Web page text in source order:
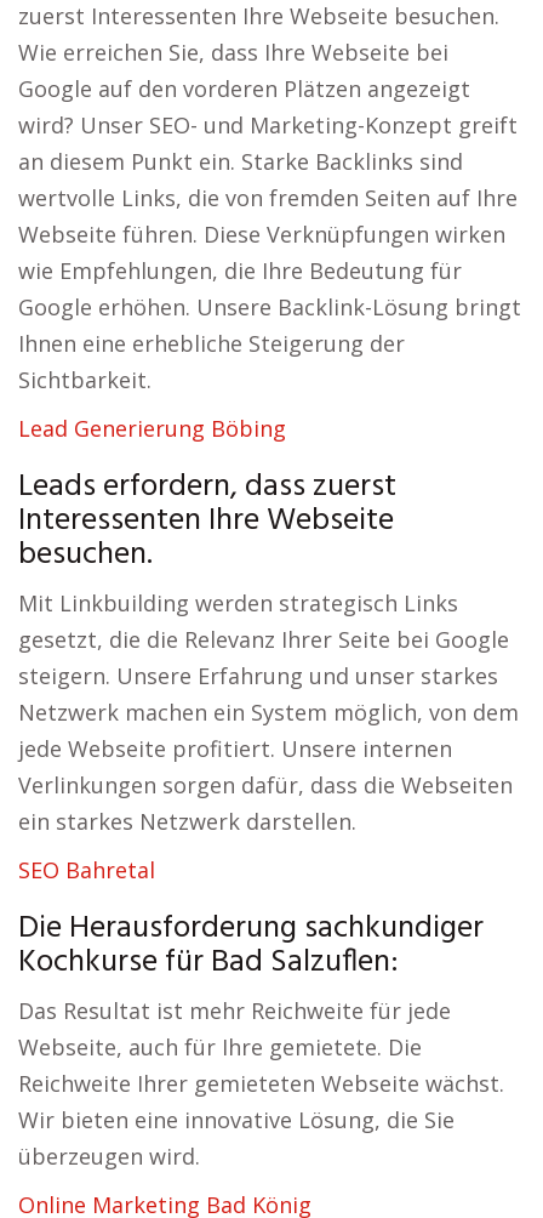
zuerst Interessenten Ihre Webseite besuchen.
Wie erreichen Sie, dass Ihre Webseite bei
Google auf den vorderen Plätzen angezeigt
wird? Unser SEO- und Marketing-Konzept greift
an diesem Punkt ein. Starke Backlinks sind
wertvolle Links, die von fremden Seiten auf Ihre
Webseite führen. Diese Verknüpfungen wirken
wie Empfehlungen, die Ihre Bedeutung für
Google erhöhen. Unsere Backlink-Lösung bringt
Ihnen eine erhebliche Steigerung der
Sichtbarkeit.
Lead Generierung Böbing
Leads erfordern, dass zuerst
Interessenten Ihre Webseite
besuchen.
Mit Linkbuilding werden strategisch Links
gesetzt, die die Relevanz Ihrer Seite bei Google
steigern. Unsere Erfahrung und unser starkes
Netzwerk machen ein System möglich, von dem
jede Webseite profitiert. Unsere internen
Verlinkungen sorgen dafür, dass die Webseiten
ein starkes Netzwerk darstellen.
SEO Bahretal
Die Herausforderung sachkundiger
Kochkurse für Bad Salzuflen:
Das Resultat ist mehr Reichweite für jede
Webseite, auch für Ihre gemietete. Die
Reichweite Ihrer gemieteten Webseite wächst.
Wir bieten eine innovative Lösung, die Sie
überzeugen wird.
Online Marketing Bad König